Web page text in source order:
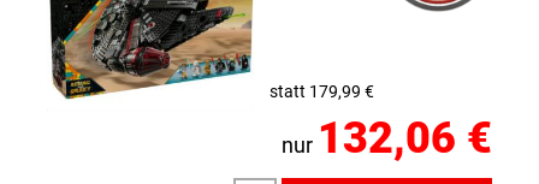
statt 179,99 €
nur 132,06 €